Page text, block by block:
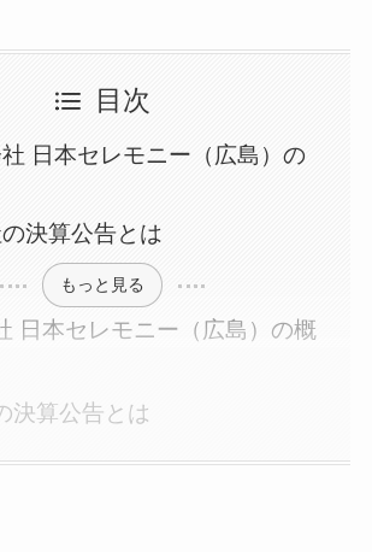
目次
日本セレモニー（広島）の
決算公告とは
もっと見る
日本セレモニー（広島）の概
決算公告とは